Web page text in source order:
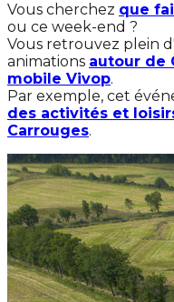
Vous cherchez que
ou ce week-end ?
Vous retrouvez plein
animations autour de
mobile Vivop.
Par exemple, cet
des activités et
Carrouges.